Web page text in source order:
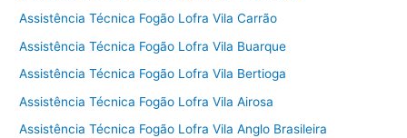
Assistência Técnica Fogão Lofra Vila Carrão
Assistência Técnica Fogão Lofra Vila Buarque
Assistência Técnica Fogão Lofra Vila Bertioga
Assistência Técnica Fogão Lofra Vila Airosa
Assistência Técnica Fogão Lofra Vila Anglo Brasileira